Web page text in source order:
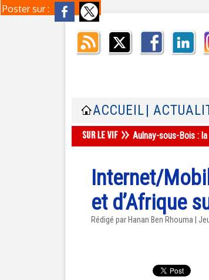
Poster sur :
ACCUEIL |
Aulnay-sous-Bois :
Internet/
et d’Afrique
Rédigé par Hanan Ben Rhouma |